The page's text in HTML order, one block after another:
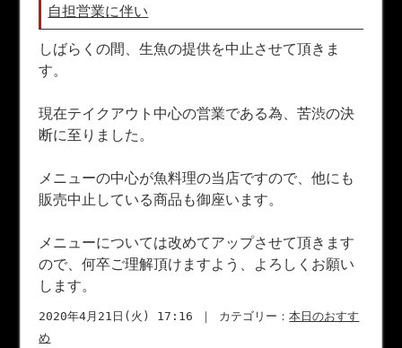
自担営業に伴い
しばらくの間、生魚の提供を中止させて頂きま
す。
現在テイクアウト中心の営業である為、苦渋の決
断に至りました。
メニューの中心が魚料理の当店ですので、他にも
販売中止している商品も御座います。
メニューについては改めてアップさせて頂きます
ので、何卒ご理解頂けますよう、よろしくお願い
します。
2020年4月21日(火) 17:16 ｜ カテゴリー：本日のおすす
め